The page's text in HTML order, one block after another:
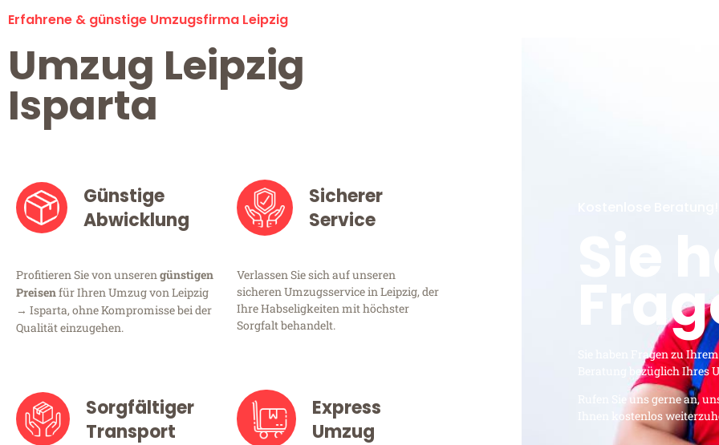
Erfahrene & günstige Umzugsfirma Leipzig
Umzug Leipzig
Isparta
Günstige
Abwicklung
Profitieren Sie von unserengünstigen
Preisenfür Ihren Umzug von Leipzig
→ Isparta, ohne Kompromisse bei der
Qualität einzugehen.
Sicherer
Service
Verlassen Sie sich auf unseren
sicheren Umzugsservice in Leipzig, der
Ihre Habseligkeiten mit höchster
Sorgfalt behandelt.
Sorgfältiger
Transport
Express
Umzug
Sie
Sie haben Fragen zu
Beratung bezüglich Ihres
Rufen Sie uns gerne an,
Ihnen kostenlos